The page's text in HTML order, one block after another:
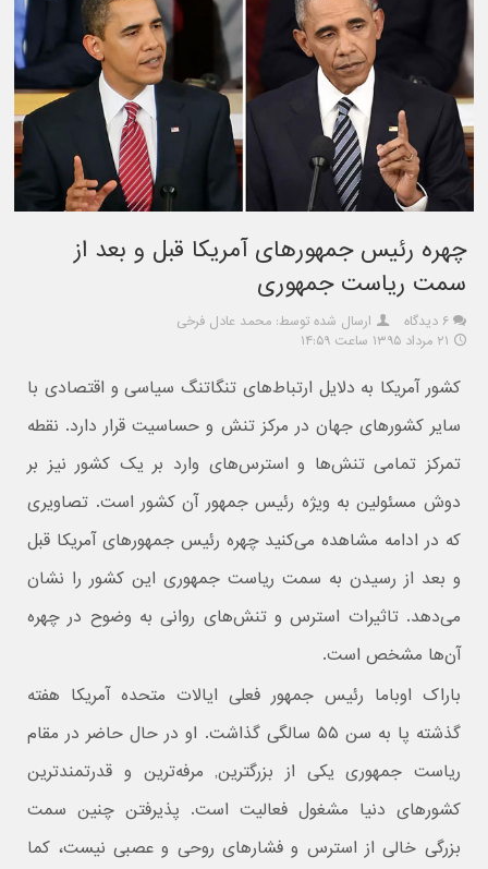
چهره رئیس جمهورهای آمریکا قبل و بعد از
سمت ریاست جمهوری
۶ دیدگاه
ارسال شده توسط: محمد عادل فرخی
۲۱ مرداد ۱۳۹۵ ساعت ۱۴:۵۹
کشور آمریکا به دلایل ارتباط‌های تنگاتنگ سیاسی و اقتصادی با
سایر کشورهای جهان در مرکز تنش و حساسیت قرار دارد. نقطه
تمرکز تمامی تنش‌ها و استرس‌های وارد بر یک کشور نیز بر
دوش مسئولین به ویژه رئیس جمهور آن کشور است. تصاویری
که در ادامه مشاهده می‌کنید چهره رئیس جمهورهای آمریکا قبل
و بعد از رسیدن به سمت ریاست جمهوری این کشور را نشان
می‌دهد. تاثیرات استرس و تنش‌های روانی به وضوح در چهره
آن‌ها مشخص است.
باراک اوباما رئیس جمهور فعلی ایالات متحده آمریکا هفته
گذشته پا به سن ۵۵ سالگی گذاشت. او در حال حاضر در مقام
ریاست جمهوری یکی از بزرگترین, مرفه‌ترین و قدرتمندترین
کشورهای دنیا مشغول فعالیت است. پذیرفتن چنین سمت
بزرگی خالی از استرس و فشارهای روحی و عصبی نیست، کما